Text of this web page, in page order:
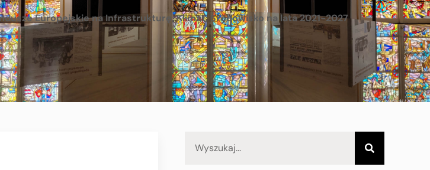
Europejskie na Infrastrukturę, Klimat, Środowisko na lata 2021-2027